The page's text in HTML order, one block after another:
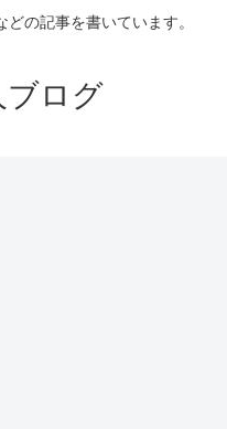
の記事を書いています。
ブログ